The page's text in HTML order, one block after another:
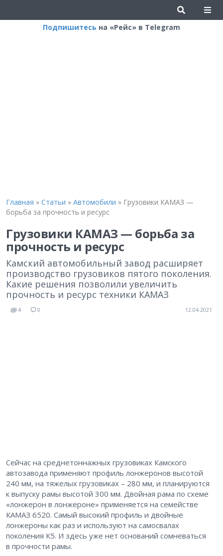
Подпишитесь на «Рейс» в Telegram
Главная » Статьи » Автомобили » Грузовики КАМАЗ —
борьба за прочность и ресурс
Грузовики КАМАЗ — борьба за
прочность и ресурс
Камский автомобильный завод расширяет
производство грузовиков пятого поколения.
Какие решения позволили увеличить
прочность и ресурс техники КАМАЗ
4 0 12.04.2021
Сейчас на среднетоннажных грузовиках Камского
автозавода применяют профиль лонжеронов высотой
240 мм, на тяжелых грузовиках – ​280 мм, и планируются
к выпуску рамы высотой 300 мм. Двойная рама по схеме
«лонжерон в лонжероне» применяется на семействе
КАМАЗ 6520. Самый высокий профиль и двойные
лонжероны как раз и используют на самосвалах
поколения К5. И здесь уже нет оснований сомневаться
в прочности рамы.